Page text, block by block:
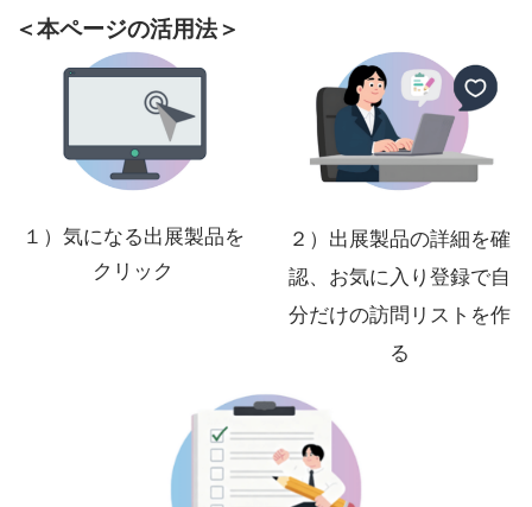
＜本ページの活用法＞
１）気になる出展製品を
クリック
２）出展製品の詳細を確
認、お気に入り登録で自
分だけの訪問リストを作
る